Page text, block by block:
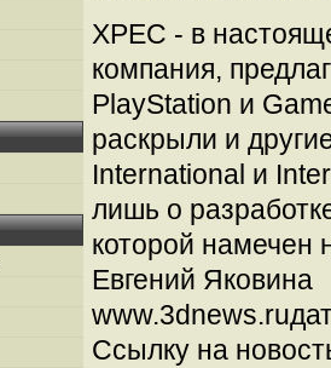
XPEC - в
компания,
PlayStation и
раскрыли и
International и
лишь о
которой намечен
Евгений Яковина
Ссылку на